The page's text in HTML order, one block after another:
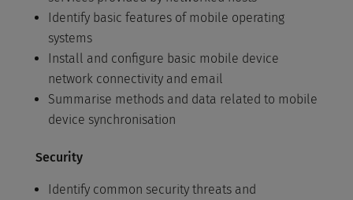
Identify basic features of mobile operating
systems
Install and configure basic mobile device
network connectivity and email
Summarise methods and data related to mobile
device synchronisation
Security
Identify common security threats and